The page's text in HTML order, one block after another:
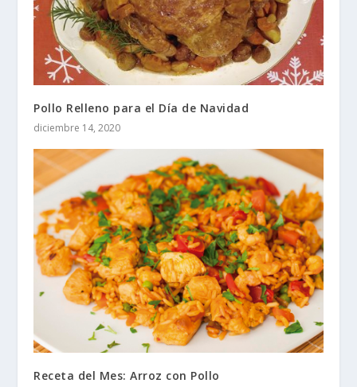
Pollo Relleno para el Día de Navidad
diciembre 14, 2020
Receta del Mes: Arroz con Pollo